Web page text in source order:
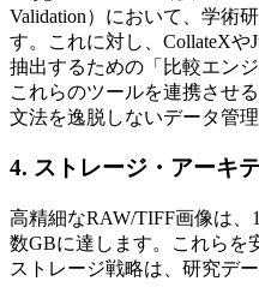
Validation）において、学術
す。これに対し、CollateXや
抽出するための「比較エン
これらのツールを連携させ
文法を逸脱しないデータ管
4. ストレージ・アーキ
高精細なRAW/TIFF画像は
数GBに達します。これらを
ストレージ戦略は、研究デ